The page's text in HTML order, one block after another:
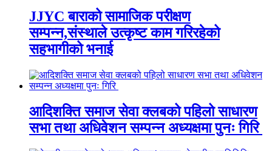
JJYC बाराको सामाजिक परीक्षण
सम्पन्न,संस्थाले उत्कृष्ट काम गरिरहेको
सहभागीको भनाई
आदिशक्ति समाज सेवा क्लबको पहिलो साधारण
सभा तथा अधिवेशन सम्पन्न अध्यक्षमा पुनः गिरि